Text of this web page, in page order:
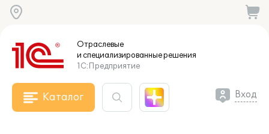
Отраслевые
и специализированныерешения
1С:Предприятие
Каталог Вход